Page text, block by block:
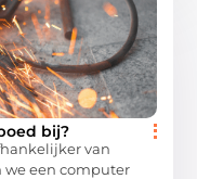
bij?
van
een computer